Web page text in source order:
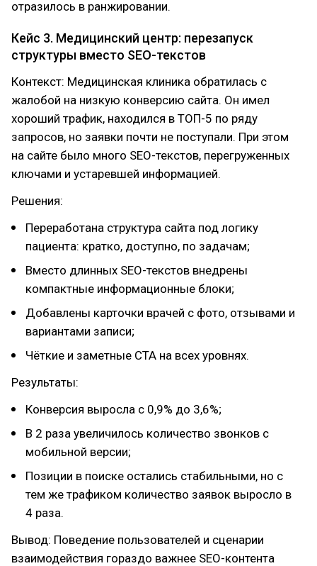
отразилось в ранжировании.
Кейс 3. Медицинский центр: перезапуск
структуры вместо SEO-текстов
Контекст: Медицинская клиника обратилась с
жалобой на низкую конверсию сайта. Он имел
хороший трафик, находился в ТОП-5 по ряду
запросов, но заявки почти не поступали. При этом
на сайте было много SEO-текстов, перегруженных
ключами и устаревшей информацией.
Решения:
Переработана структура сайта под логику
пациента: кратко, доступно, по задачам;
Вместо длинных SEO-текстов внедрены
компактные информационные блоки;
Добавлены карточки врачей с фото, отзывами и
вариантами записи;
Чёткие и заметные CTA на всех уровнях.
Результаты:
Конверсия выросла с 0,9% до 3,6%;
В 2 раза увеличилось количество звонков с
мобильной версии;
Позиции в поиске остались стабильными, но с
тем же трафиком количество заявок выросло в
4 раза.
Вывод: Поведение пользователей и сценарии
взаимодействия гораздо важнее SEO-контента